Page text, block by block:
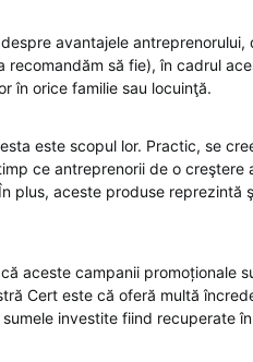
avantajele
recomandăm să fie), în cadrul
în orice familie sau locuinţă.
este scopul lor. Practic, se
ce antreprenorii de o
plus, aceste produse reprezintă
aceste campanii promoționale
Cert este că oferă multă
investite fiind recuperate